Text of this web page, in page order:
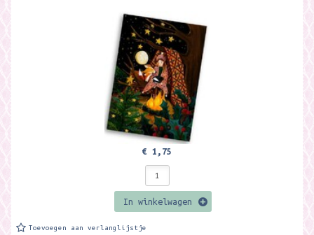
€ 1,75
In winkelwagen
Toevoegen aan verlanglijstje